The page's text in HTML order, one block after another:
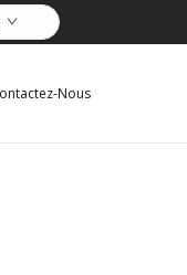
Nous